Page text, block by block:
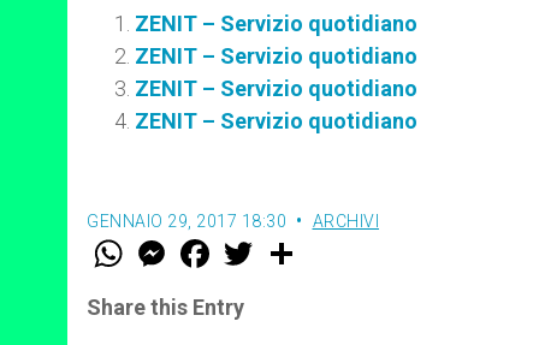
ZENIT – Servizio quotidiano
ZENIT – Servizio quotidiano
ZENIT – Servizio quotidiano
ZENIT – Servizio quotidiano
GENNAIO 29, 2017 18:30 ARCHIVI
W
t
s
M
e
s
e
F
a
e
b
w
Share this Entry